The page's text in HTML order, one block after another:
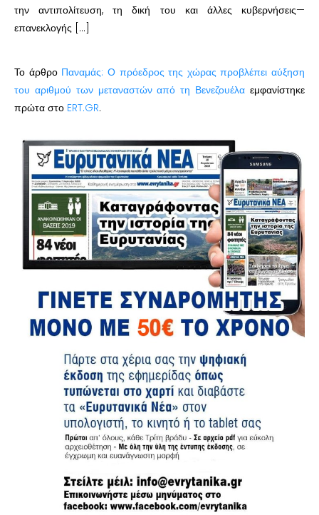
την αντιπολίτευση, τη δική του και άλλες κυβερνήσεις—
επανεκλογής […]
Το άρθρο Παναμάς: Ο πρόεδρος της χώρας προβλέπει αύξηση
του αριθμού των μεταναστών από τη Βενεζουέλα εμφανίστηκε
πρώτα στο ERT.GR.